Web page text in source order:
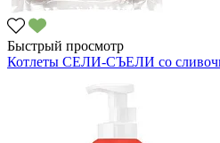
Быстрый просмотр
Котлеты СЕЛИ-СЪЕЛИ со